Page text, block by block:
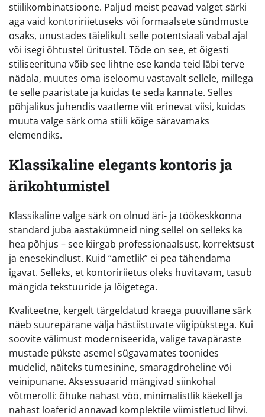
stiilikombinatsioone. Paljud meist peavad valget särki
aga vaid kontoririietuseks või formaalsete sündmuste
osaks, unustades täielikult selle potentsiaali vabal ajal
või isegi õhtustel üritustel. Tõde on see, et õigesti
stiliseerituna võib see lihtne ese kanda teid läbi terve
nädala, muutes oma iseloomu vastavalt sellele, millega
te selle paaristate ja kuidas te seda kannate. Selles
põhjalikus juhendis vaatleme viit erinevat viisi, kuidas
muuta valge särk oma stiili kõige säravamaks
elemendiks.
Klassikaline elegants kontoris ja
ärikohtumistel
Klassikaline valge särk on olnud äri- ja töökeskkonna
standard juba aastakümneid ning sellel on selleks ka
hea põhjus – see kiirgab professionaalsust, korrektsust
ja enesekindlust. Kuid “ametlik” ei pea tähendama
igavat. Selleks, et kontoririietus oleks huvitavam, tasub
mängida tekstuuride ja lõigetega.
Kvaliteetne, kergelt tärgeldatud kraega puuvillane särk
näeb suurepärane välja hästiistuvate viigipükstega. Kui
soovite välimust moderniseerida, valige tavapäraste
mustade pükste asemel sügavamates toonides
mudelid, näiteks tumesinine, smaragdroheline või
veinipunane. Aksessuaarid mängivad siinkohal
võtmerolli: õhuke nahast vöö, minimalistlik käekell ja
nahast loaferid annavad komplektile viimistletud lihvi.